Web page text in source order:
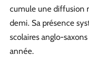
cumule une diffusion
demi. Sa présence
scolaires anglo-
année.